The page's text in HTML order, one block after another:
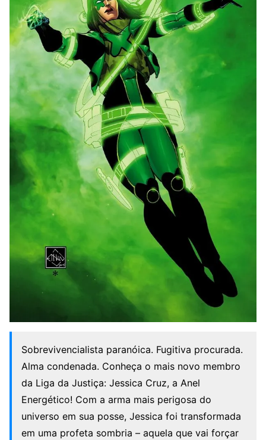
Sobrevivencialista paranóica. Fugitiva procurada.
Alma condenada. Conheça o mais novo membro
da Liga da Justiça: Jessica Cruz, a Anel
Energético! Com a arma mais perigosa do
universo em sua posse, Jessica foi transformada
em uma profeta sombria – aquela que vai forçar